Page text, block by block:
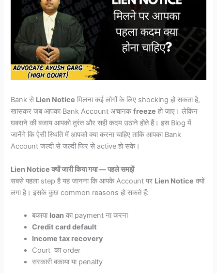
Bank से Lien Notice मिलना कई लोगों के लिए shocking हो सकता है,
खासकर जब आपका Bank Account अचानकfreeze हो जाए। लेकिन
घबराने की बजाय आपको तुरंत और सही कदम उठाने होते हैं। इस Blog में
जानेंगे कि ऐसी स्थिति में आपको क्या करना चाहिए ताकि आपका Bank
Account जल्दी से जल्दी फिर से active हो सके।
Lien Notice क्यों जारी किया गया — पहले समझें
सबसे पहला step है यह जानना कि आपके Account पर Lien Notice क्यों
लगा है। इसके कुछ common reasons हो सकते हैं:
बकाया loan का payment ना करना
Credit card default
Income tax recovery
Court का order
सरकारी बकाया या penalty